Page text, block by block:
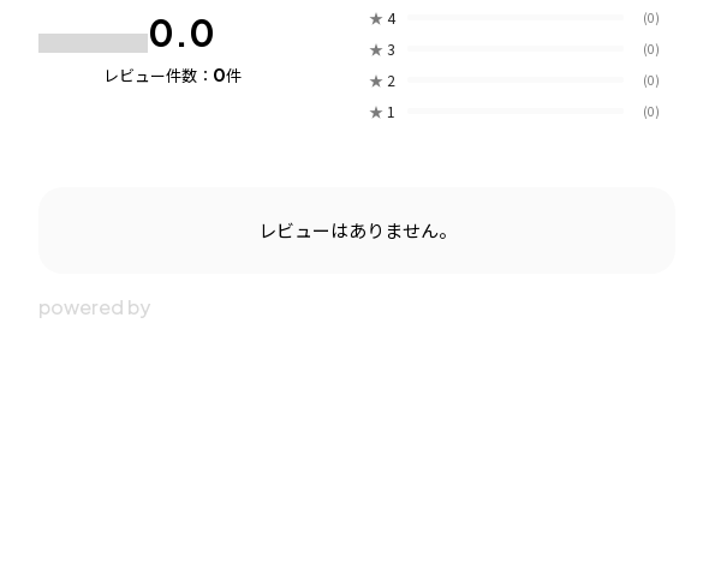
0.0
レビュー件数： 0件
★ 4 (0)
★ 3 (0)
★ 2 (0)
★ 1 (0)
レビューはありません。